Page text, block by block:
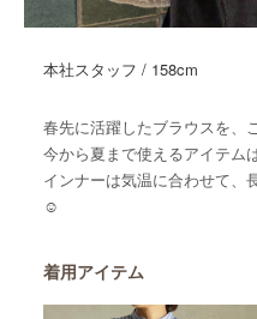
本社スタッフ / 158cm
春先に活躍したブラウスを
今から夏まで使えるアイテム
インナーは気温に合わせて、
☺︎
着用アイテム